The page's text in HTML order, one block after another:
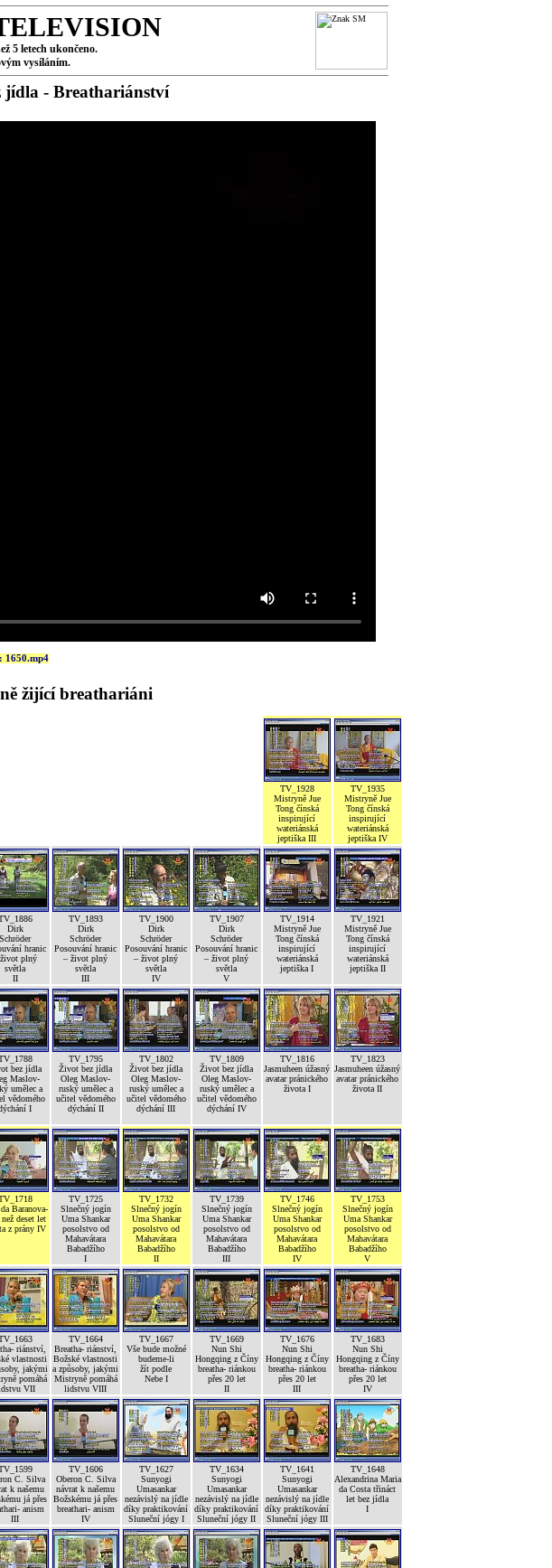
5 letech ukončeno.
vysíláním.
jídla - Breathariánství
1650.mp4
žijící breathariáni
TV_1928
Mistryně Jue
Tong čínská
inspirující
wateriánská
jeptiška III
TV_1935
Mistryně Jue
Tong čínská
inspirující
wateriánská
jeptiška IV
Dirk
Schröder
hranic
plný
světla
II
TV_1893
Dirk
Schröder
Posouvání hranic
– život plný
světla
III
TV_1900
Dirk
Schröder
Posouvání hranic
– život plný
světla
IV
TV_1907
Dirk
Schröder
Posouvání hranic
– život plný
světla
V
TV_1914
Mistryně Jue
Tong čínská
inspirující
wateriánská
jeptiška I
TV_1921
Mistryně Jue
Tong čínská
inspirující
wateriánská
jeptiška II
bez jídla
Maslov-
umělec a
vědomého
I
TV_1795
Život bez jídla
Oleg Maslov-
ruský umělec a
učitel vědomého
dýchání II
TV_1802
Život bez jídla
Oleg Maslov-
ruský umělec a
učitel vědomého
dýchání III
TV_1809
Život bez jídla
Oleg Maslov-
ruský umělec a
učitel vědomého
dýchání IV
TV_1816
Jasmuheen úžasný
avatar pránického
života I
TV_1823
Jasmuheen úžasný
avatar pránického
života II
Baranova-
deset let
z prány IV
TV_1725
Slnečný jogín
Uma Shankar
posolstvo od
Mahavátara
Babadžího
I
TV_1732
Slnečný jogín
Uma Shankar
posolstvo od
Mahavátara
Babadžího
II
TV_1739
Slnečný jogín
Uma Shankar
posolstvo od
Mahavátara
Babadžího
III
TV_1746
Slnečný jogín
Uma Shankar
posolstvo od
Mahavátara
Babadžího
IV
TV_1753
Slnečný jogín
Uma Shankar
posolstvo od
Mahavátara
Babadžího
V
riánství,
vlastnosti
jakými
pomáhá
VII
TV_1664
Breatha- riánství,
Božské vlastnosti
a způsoby, jakými
Mistryně pomáhá
lidstvu VIII
TV_1667
Vše bude možné
budeme-li
žít podle
Nebe I
TV_1669
Nun Shi
Hongqing z Číny
breatha- riánkou
přes 20 let
II
TV_1676
Nun Shi
Hongqing z Číny
breatha- riánkou
přes 20 let
III
TV_1683
Nun Shi
Hongqing z Číny
breatha- riánkou
přes 20 let
IV
C. Silva
k našemu
já přes
anism
III
TV_1606
Oberon C. Silva
návrat k našemu
Božskému já přes
breathari- anism
IV
TV_1627
Sunyogi
Umasankar
nezávislý na jídle
díky praktikování
Sluneční jógy I
TV_1634
Sunyogi
Umasankar
nezávislý na jídle
díky praktikování
Sluneční jógy II
TV_1641
Sunyogi
Umasankar
nezávislý na jídle
díky praktikování
Sluneční jógy III
TV_1648
Alexandrina Maria
da Costa třináct
let bez jídla
I